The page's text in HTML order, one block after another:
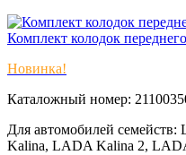
Комплект колодок
Новинка!
Каталожный номер:
Для автомобилей
Kalina, LADA Kalina 2,